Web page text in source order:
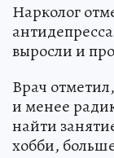
Нарколог
выросли и
Врач
и менее
найти
хобби,